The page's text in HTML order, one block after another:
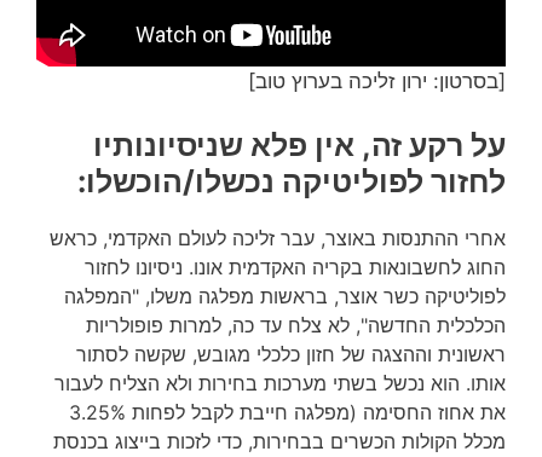
[בסרטון: ירון זליכה בערוץ טוב]
על רקע זה, אין פלא שניסיונותיו
לחזור לפוליטיקה נכשלו/הוכשלו:
אחרי ההתנסות באוצר, עבר זליכה לעולם האקדמי, כראש
החוג לחשבונאות בקריה האקדמית אונו. ניסיונו לחזור
לפוליטיקה כשר אוצר, בראשות מפלגה משלו, "המפלגה
הכלכלית החדשה", לא צלח עד כה, למרות פופולריות
ראשונית וההצגה של חזון כלכלי מגובש, שקשה לסתור
אותו. הוא נכשל בשתי מערכות בחירות ולא הצליח לעבור
את אחוז החסימה (מפלגה חייבת לקבל לפחות 3.25%
מכלל הקולות הכשרים בבחירות, כדי לזכות בייצוג בכנסת